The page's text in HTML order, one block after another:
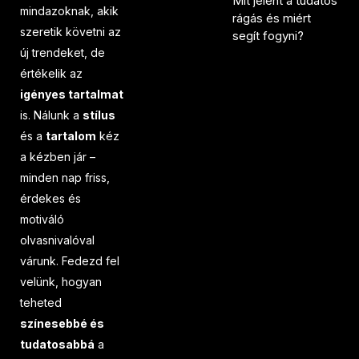
mindazoknak, akik
szeretik követni az
új trendeket, de
értékelik az
igényes tartalmat
is. Nálunk a stílus
és a tartalom kéz
a kézben jár –
minden nap friss,
érdekes és
motiváló
olvasnivalóval
várunk. Fedezd fel
velünk, hogyan
teheted
színesebbé és
tudatosabbá a
rágás és miért
segít fogyni?